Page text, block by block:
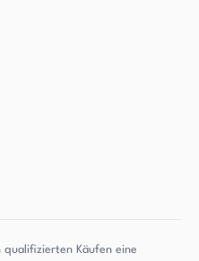
qualifizierten Käufen eine